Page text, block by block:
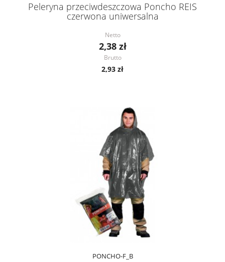
Peleryna przeciwdeszczowa Poncho REIS
czerwona uniwersalna
Netto
2,38 zł
Brutto
2,93 zł
PONCHO-F_B